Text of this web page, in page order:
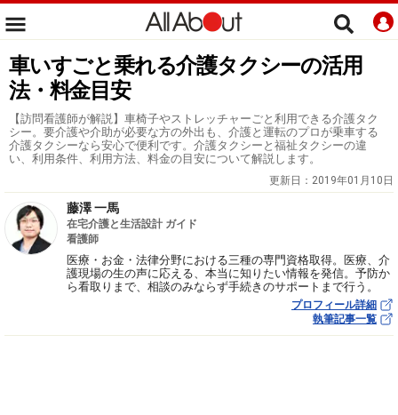
車いすごと乗れる介護タクシーの活用
法・料金目安
【訪問看護師が解説】車椅子やストレッチャーごと利用できる介護タク
シー。要介護や介助が必要な方の外出も、介護と運転のプロが乗車する
介護タクシーなら安心で便利です。介護タクシーと福祉タクシーの違
い、利用条件、利用方法、料金の目安について解説します。
更新日： 2019年01月10日
藤澤 一馬
在宅介護と生活設計 ガイド
看護師
医療・お金・法律分野における三種の専門資格取得。医療、介
護現場の生の声に応える、本当に知りたい情報を発信。予防か
ら看取りまで、相談のみならず手続きのサポートまで行う。
プロフィール詳細
執筆記事一覧